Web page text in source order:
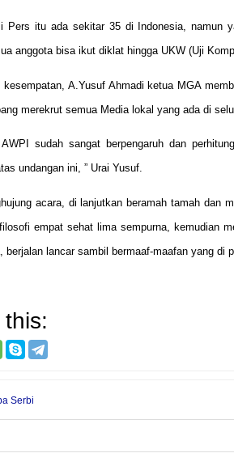
Pers itu ada sekitar 35 di Indonesia, namun
anggota bisa ikut diklat hingga UKW (Uji
kesempatan, A.Yusuf Ahmadi ketua MGA
merekrut semua Media lokal yang ada di
AWPI sudah sangat berpengaruh dan
undangan ini, ” Urai Yusuf.
acara, di lanjutkan beramah tamah dan
empat sehat lima sempurna, kemudian
berjalan lancar sambil bermaaf-maafan yang di
Serbi